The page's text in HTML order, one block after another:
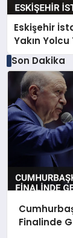
Eskişehir
Yakın Yolcu
Son Dakika
Finalinde